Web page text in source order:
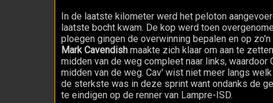
In de laatste kilometer werd het peloton
laatste bocht kwam. De kop werd toen
ploegen gingen de overwinning bepalen en op
Mark Cavendish maakte zich klaar om aan te
midden van de weg compleet naar links, waardoor
midden van de weg. Cav' wist niet meer langs
de sterkste was in deze sprint want ondanks de
te eindigen op de renner van Lampre-ISD.